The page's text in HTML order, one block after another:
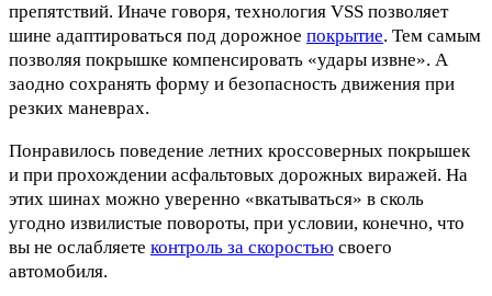
препятствий. Иначе говоря, технология VSS позволяет
шине адаптироваться под дорожное покрытие. Тем самым
позволяя покрышке компенсировать «удары извне». А
заодно сохранять форму и безопасность движения при
резких маневрах.
Понравилось поведение летних кроссоверных покрышек
и при прохождении асфальтовых дорожных виражей. На
этих шинах можно уверенно «вкатываться» в сколь
угодно извилистые повороты, при условии, конечно, что
вы не ослабляете контроль за скоростью своего
автомобиля.